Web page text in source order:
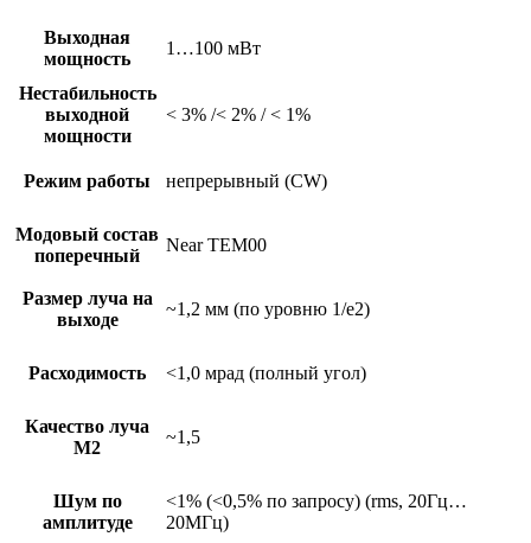
Выходная
мощность
1…100 мВт
Нестабильность
выходной
мощности
< 3% /< 2% / < 1%
Режим работы непрерывный (CW)
Модовый состав
поперечный
Near TEM00
Размер луча на
выходе
~1,2 мм (по уровню 1/e2)
Расходимость <1,0 мрад (полный угол)
Качество луча
М2
~1,5
Шум по
амплитуде
<1% (<0,5% по запросу) (rms, 20Гц…
20МГц)